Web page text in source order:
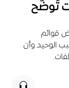
تُوضّح
قوائم
200 ليست السبب الوحيد وأن